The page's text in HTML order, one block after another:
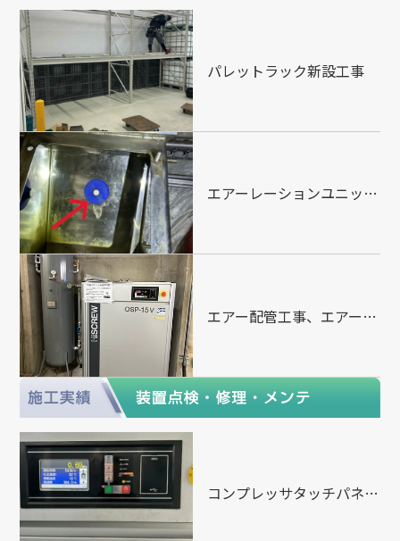
パレットラック新設工事
エアーレーションユニット設置
エアー配管工事、エアータンク設置、コンプレッサ設置
コンプレッサタッチパネル交換